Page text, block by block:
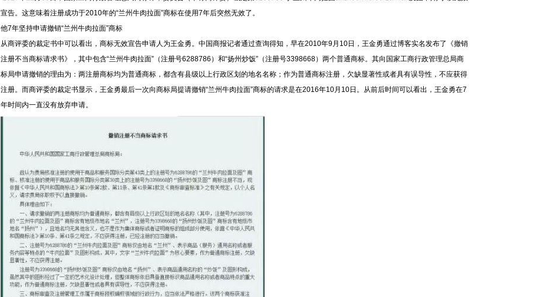
宣告。这意味着注册成功于2010年的“兰州牛肉拉面”商标在使用7年后突然无效了。
他7年坚持申请撤销“兰州牛肉拉面”商标
从商评委的裁定书中可以看出，商标无效宣告申请人为王金勇。中国商报记者通过查询得知，早在2010年9月10日，王金勇通过博客实名发布了《撤销
注册不当商标请求书》，其中包含“兰州牛肉拉面”（注册号6288786）和“扬州炒饭”（注册号3398668）两个普通商标。其向国家工商行政管理总局商
标局申请撤销的理由为：两注册商标均为普通商标，都含有县级以上行政区划的地名名称；作为普通商标注册，欠缺显著性或者具有误导性，不应获得
注册。而商评委的裁定书显示，王金勇最后一次向商标局提请撤销“兰州牛肉拉面”商标的请求是在2016年10月10日。从前后时间可以看出，王金勇在7
年时间内一直没有放弃申请。